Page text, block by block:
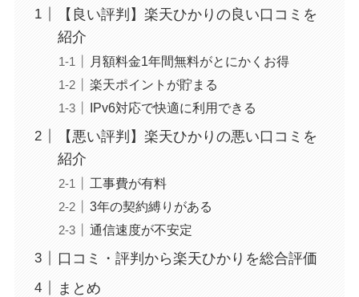
【良い評判】楽天ひかりの良い口コミを
紹介
月額料金1年間無料がとにかくお得
楽天ポイントが貯まる
IPv6対応で快適に利用できる
【悪い評判】楽天ひかりの悪い口コミを
紹介
工事費が有料
3年の契約縛りがある
通信速度が不安定
口コミ・評判から楽天ひかりを総合評価
まとめ